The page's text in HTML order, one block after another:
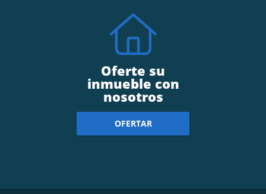
Oferte su
inmueble con
nosotros
OFERTAR